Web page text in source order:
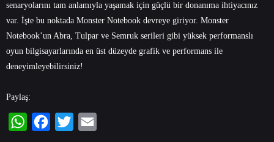
senaryolarını tam anlamıyla yaşamak için güçlü bir donanıma ihtiyacınız
var. İşte bu noktada Monster Notebook devreye giriyor. Monster
Notebook’un Abra, Tulpar ve Semruk serileri gibi yüksek performanslı
oyun bilgisayarlarında en üst düzeyde grafik ve performans ile
deneyimleyebilirsiniz!
Paylaş: